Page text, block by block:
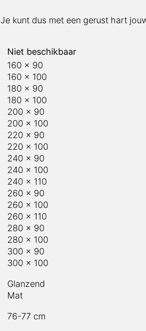
kunt dus met een gerust hart
Niet beschikbaar
160 x 90
160 x 100
180 x 90
180 x 100
200 x 90
200 x 100
220 x 90
220 x 100
240 x 90
240 x 100
240 x 110
260 x 90
260 x 100
260 x 110
280 x 90
280 x 100
300 x 90
300 x 100
Glanzend
Mat
76-77 cm